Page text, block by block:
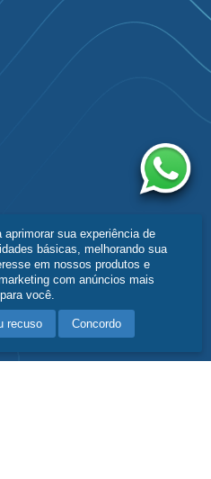
sua experiência de
básicas, melhorando sua
em nossos produtos e
com anúncios mais
você.
recuso Concordo